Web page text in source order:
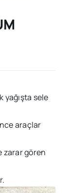
yağışta sele
araçlar
zarar gören